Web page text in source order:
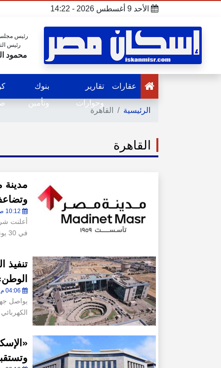
الأحد 9 أغسطس 2026 - 14:22
رئيس مجلس
رئيس
محمود
عقارات
تقارير
وحوارات
بنوك
وتأمين
الرئيسية القاهرة
القاهرة
أعلنت
في 30 يونيو 2026 حيث واصلت الشركة
تنفيذ
يواصل
وتستقبل 204 طلبات من